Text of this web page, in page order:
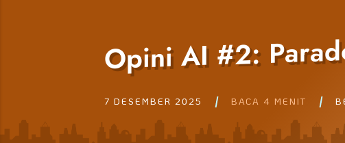
Opini AI #2:
7 DESEMBER 2025 BACA 4 MENIT